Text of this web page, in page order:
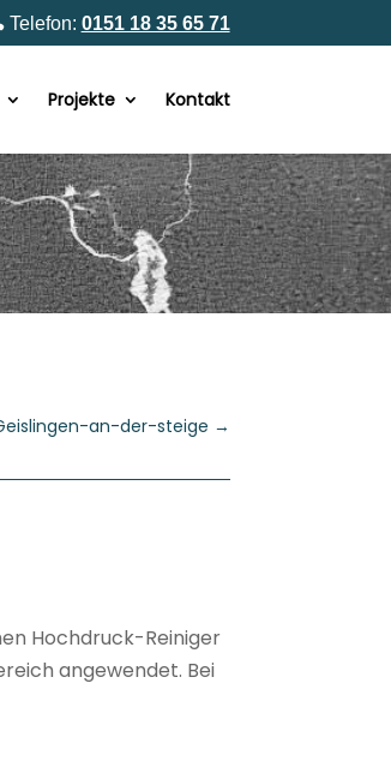
Telefon: 0151 18 35 65 71
Projekte Kontakt
an-der-steige →
Hochdruck-Reiniger
angewendet. Bei